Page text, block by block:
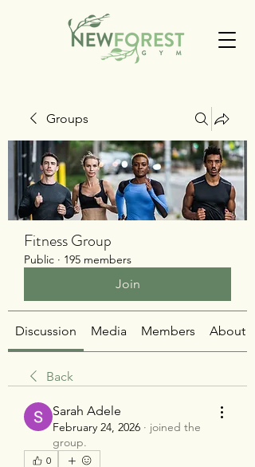
Groups
Fitness Group
Public · 195 members
Join
Discussion Media Members About
Back
Sarah Adele
February 24, 2026 · joined the
group.
0